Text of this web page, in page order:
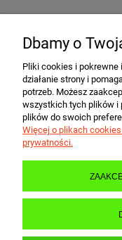
Dbamy o
Pliki cookies i
działanie strony i
potrzeb. Możesz
wszystkich tych plików i
plików do swoich
Więcej o plikach
prywatności.